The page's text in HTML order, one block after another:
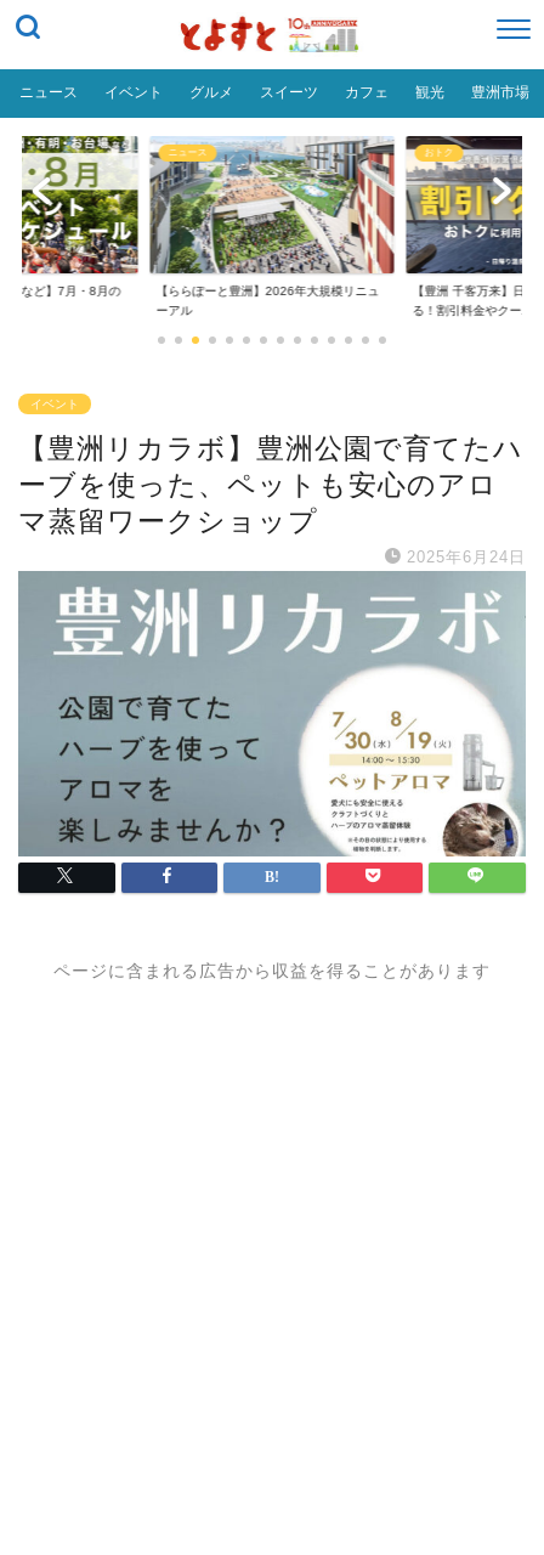
ニュース イベント グルメ スイーツ カフェ 観光 豊洲市場
場など】7月・8月の
ニュース
【ららぽーと豊洲】2026年大規模リニュ
ーアル
おトク
【豊洲 千客万来】日帰
る！割引料金やクーポ...
イベント
【豊洲リカラボ】豊洲公園で育てたハ
ーブを使った、ペットも安心のアロ
マ蒸留ワークショップ
2025年6月24日
ページに含まれる広告から収益を得ることがあります